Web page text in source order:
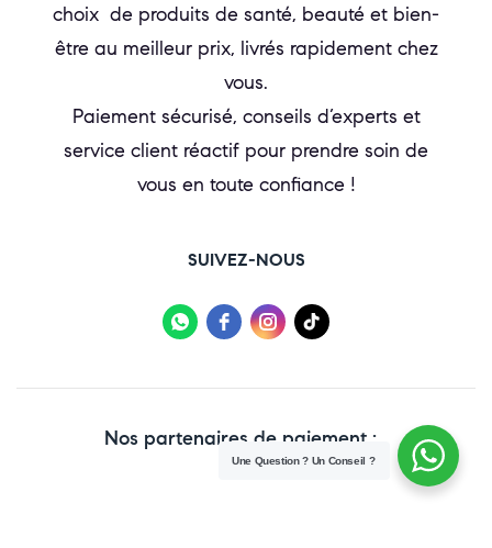
choix de produits de santé, beauté et bien-
être au meilleur prix, livrés rapidement chez
vous.
Paiement sécurisé, conseils d’experts et
service client réactif pour prendre soin de
vous en toute confiance !
SUIVEZ-NOUS
Nos partenaires de paiement :
Une Question ? Un Conseil ?